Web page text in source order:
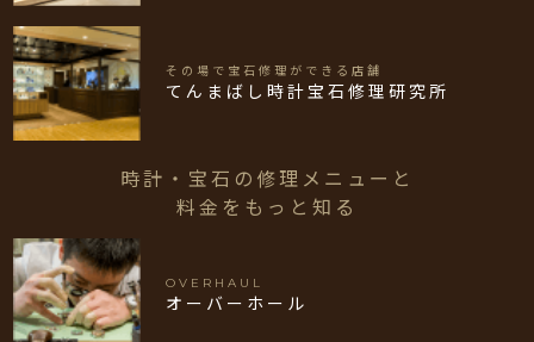
その場で宝石修理ができる店舗
てんまばし時計宝石修理研究所
時計・宝石の修理メニューと
料金をもっと知る
OVERHAUL
オーバーホール